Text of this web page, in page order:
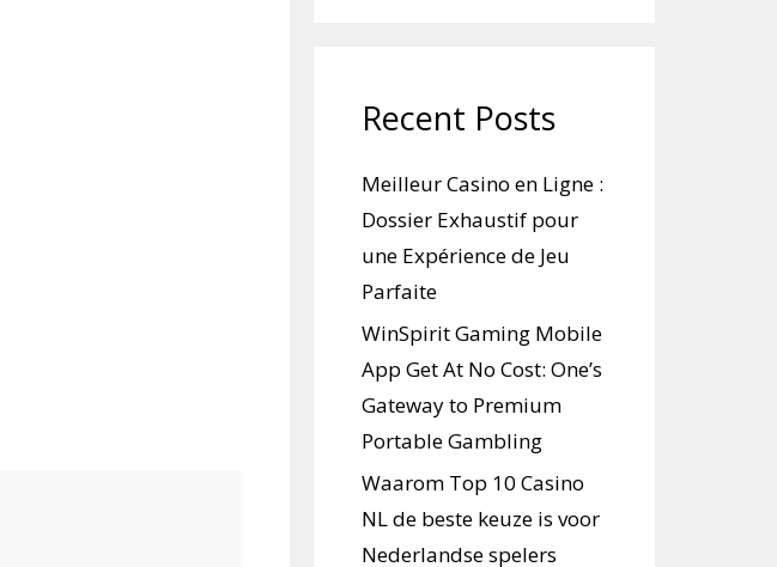
Recent Posts
Meilleur Casino en Ligne :
Dossier Exhaustif pour
une Expérience de Jeu
Parfaite
WinSpirit Gaming Mobile
App Get At No Cost: One’s
Gateway to Premium
Portable Gambling
Waarom Top 10 Casino
NL de beste keuze is voor
Nederlandse spelers